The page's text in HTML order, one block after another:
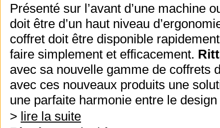
Présenté sur l’avant d’une machine
doit être d’un haut niveau
coffret doit être disponible
faire simplement et efficacement.
avec sa nouvelle gamme de coffrets
avec ces nouveaux produits une
une parfaite harmonie entre le
> lire la suite